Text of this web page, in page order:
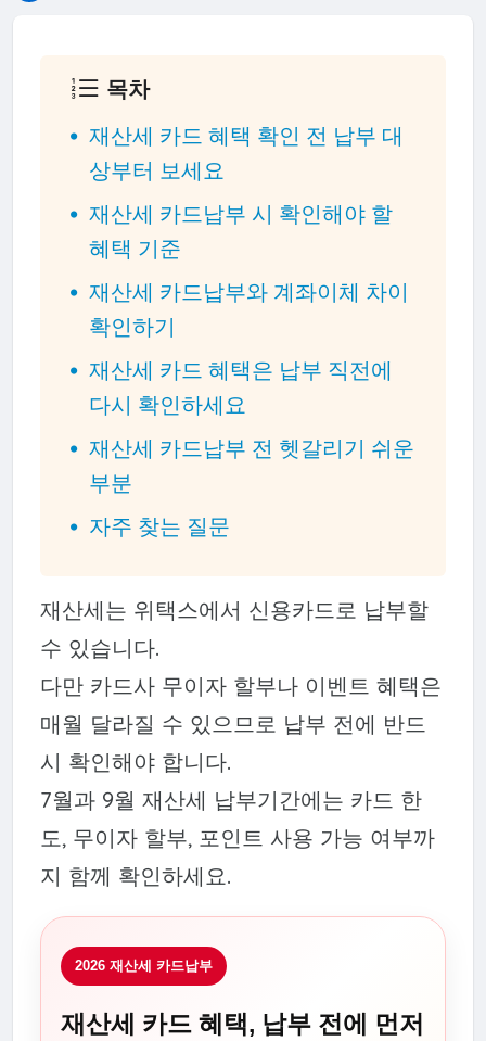
목차
재산세 카드 혜택 확인 전 납부 대
상부터 보세요
재산세 카드납부 시 확인해야 할
혜택 기준
재산세 카드납부와 계좌이체 차이
확인하기
재산세 카드 혜택은 납부 직전에
다시 확인하세요
재산세 카드납부 전 헷갈리기 쉬운
부분
자주 찾는 질문
재산세는 위택스에서 신용카드로 납부할
수 있습니다.
다만 카드사 무이자 할부나 이벤트 혜택은
매월 달라질 수 있으므로 납부 전에 반드
시 확인해야 합니다.
7월과 9월 재산세 납부기간에는 카드 한
도, 무이자 할부, 포인트 사용 가능 여부까
지 함께 확인하세요.
2026 재산세 카드납부
재산세 카드 혜택, 납부 전에 먼저